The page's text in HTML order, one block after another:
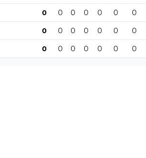
0 0 0 0 0 0 0
0 0 0 0 0 0 0
0 0 0 0 0 0 0